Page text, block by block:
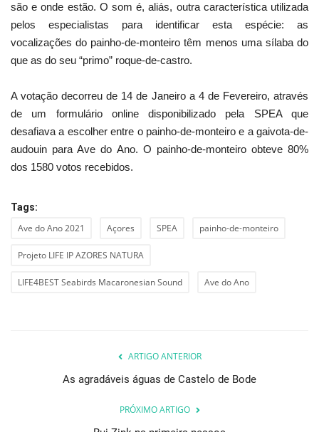
são e onde estão. O som é, aliás, outra característica utilizada
pelos especialistas para identificar esta espécie: as
vocalizações do painho-de-monteiro têm menos uma sílaba do
que as do seu “primo” roque-de-castro.
A votação decorreu de 14 de Janeiro a 4 de Fevereiro, através
de um formulário online disponibilizado pela SPEA que
desafiava a escolher entre o painho-de-monteiro e a gaivota-de-
audouin para Ave do Ano. O painho-de-monteiro obteve 80%
dos 1580 votos recebidos.
Tags:
Ave do Ano 2021 Açores SPEA painho-de-monteiro
Projeto LIFE IP AZORES NATURA
LIFE4BEST Seabirds Macaronesian Sound Ave do Ano
ARTIGO ANTERIOR
As agradáveis águas de Castelo de Bode
PRÓXIMO ARTIGO